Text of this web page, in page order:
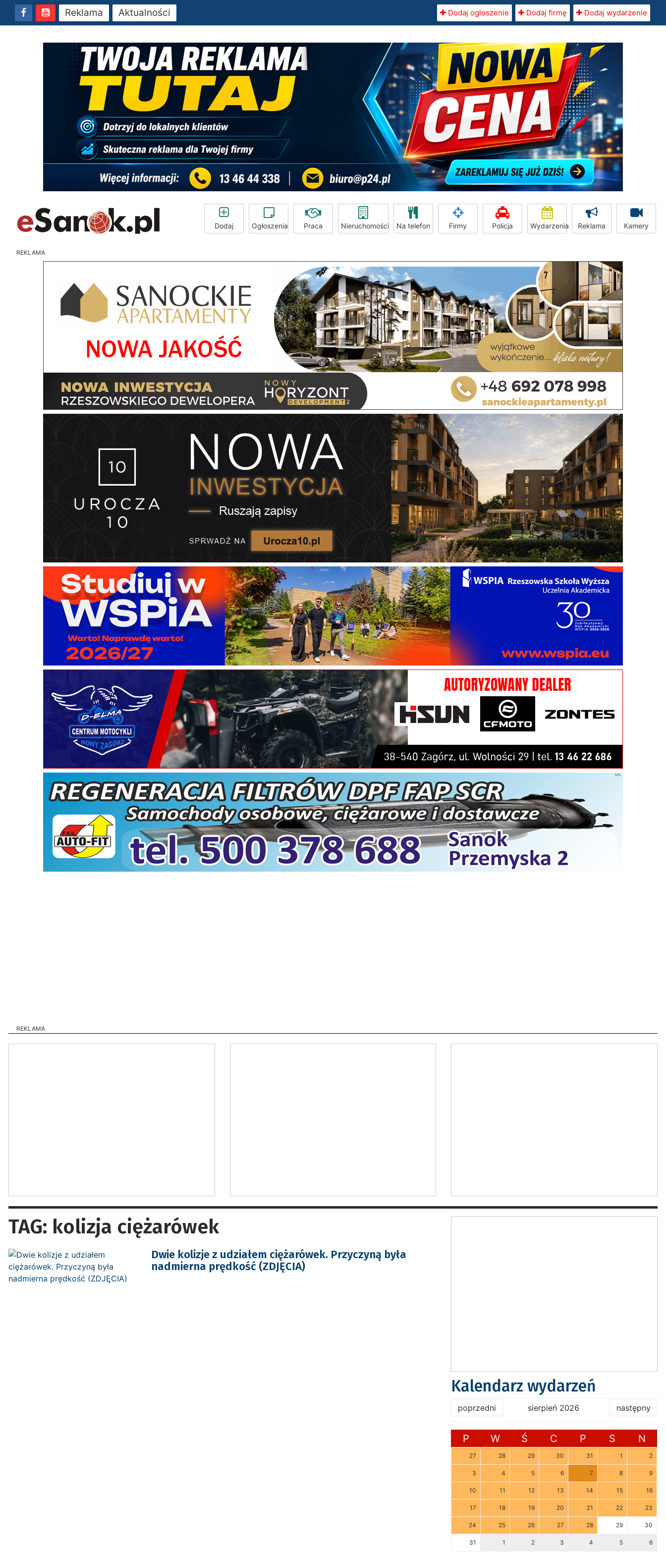
Reklama Aktualności Dodaj ogłoszenie Dodaj firmę Dodaj wydarzenie
Dodaj Ogłoszenia Praca Nieruchomości Na telefon Firmy Policja Wydarzenia Reklama Kamery
REKLAMA
REKLAMA
TAG: kolizja ciężarówek
Dwie kolizje z udziałem ciężarówek. Przyczyną była
nadmierna prędkość (ZDJĘCIA)
Kalendarz wydarzeń
poprzedni sierpień 2026 następny
P W Ś C P S N
27 28 29 30 31 1 2
3 4 5 6 7 8 9
10 11 12 13 14 15 16
17 18 19 20 21 22 23
24 25 26 27 28 29 30
31 1 2 3 4 5 6